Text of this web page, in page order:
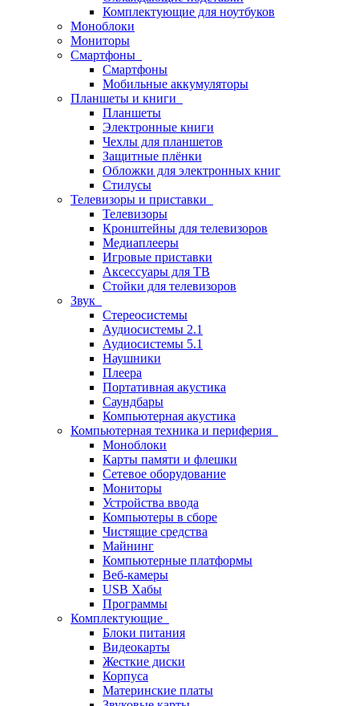
Комплектующие для ноутбуков
Моноблоки
Мониторы
Смартфоны
Смартфоны
Мобильные аккумуляторы
Планшеты и книги
Планшеты
Электронные книги
Чехлы для планшетов
Защитные плёнки
Обложки для электронных книг
Стилусы
Телевизоры и приставки
Телевизоры
Кронштейны для телевизоров
Медиаплееры
Игровые приставки
Аксессуары для ТВ
Стойки для телевизоров
Звук
Стереосистемы
Аудиосистемы 2.1
Аудиосистемы 5.1
Наушники
Плеера
Портативная акустика
Саундбары
Компьютерная акустика
Компьютерная техника и периферия
Моноблоки
Карты памяти и флешки
Сетевое оборудование
Мониторы
Устройства ввода
Компьютеры в сборе
Чистящие средства
Майнинг
Компьютерные платформы
Веб-камеры
USB Хабы
Программы
Комплектующие
Блоки питания
Видеокарты
Жесткие диски
Корпуса
Материнские платы